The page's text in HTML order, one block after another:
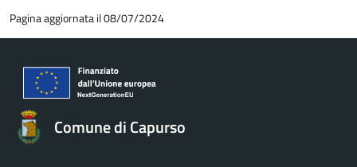
Pagina aggiornata il 08/07/2024
Comune di Capurso